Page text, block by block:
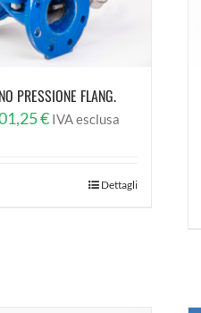
PRESSIONE FLANG.
€Fascia
IVA esclusa
Dettagli